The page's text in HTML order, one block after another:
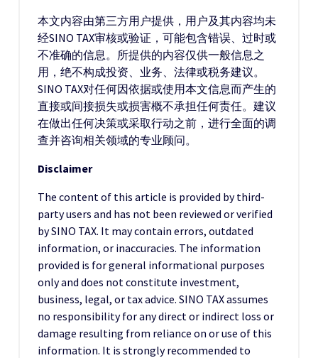
本文内容由第三方用户提供，用户及其内容均未
经SINO TAX审核或验证，可能包含错误、过时或
不准确的信息。所提供的内容仅供一般信息之
用，绝不构成投资、业务、法律或税务建议。
SINO TAX对任何因依据或使用本文信息而产生的
直接或间接损失或损害概不承担任何责任。建议
在做出任何决策或采取行动之前，进行全面的调
查并咨询相关领域的专业顾问。
Disclaimer
The content of this article is provided by third-
party users and has not been reviewed or verified
by SINO TAX. It may contain errors, outdated
information, or inaccuracies. The information
provided is for general informational purposes
only and does not constitute investment,
business, legal, or tax advice. SINO TAX assumes
no responsibility for any direct or indirect loss or
damage resulting from reliance on or use of this
information. It is strongly recommended to